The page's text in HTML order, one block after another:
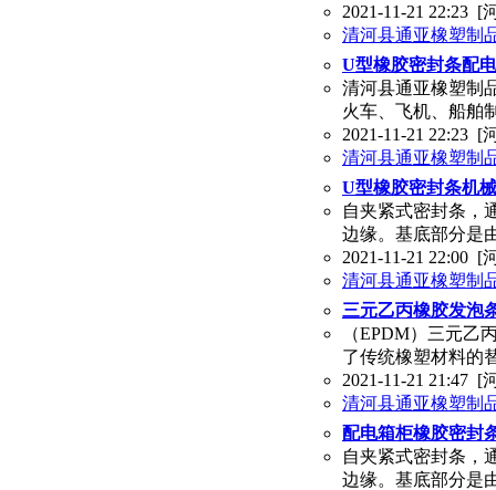
2021-11-21 22:23 [
清河县通亚橡塑制
U型橡胶密封条配
清河县通亚橡塑制
火车、飞机、船舶
2021-11-21 22:23 [
清河县通亚橡塑制
U型橡胶密封条机
自夹紧式密封条，
边缘。基底部分是
2021-11-21 22:00 [
清河县通亚橡塑制
三元乙丙橡胶发泡
（EPDM）三元乙
了传统橡塑材料的
2021-11-21 21:47 [
清河县通亚橡塑制
配电箱柜橡胶密封
自夹紧式密封条，
边缘。基底部分是